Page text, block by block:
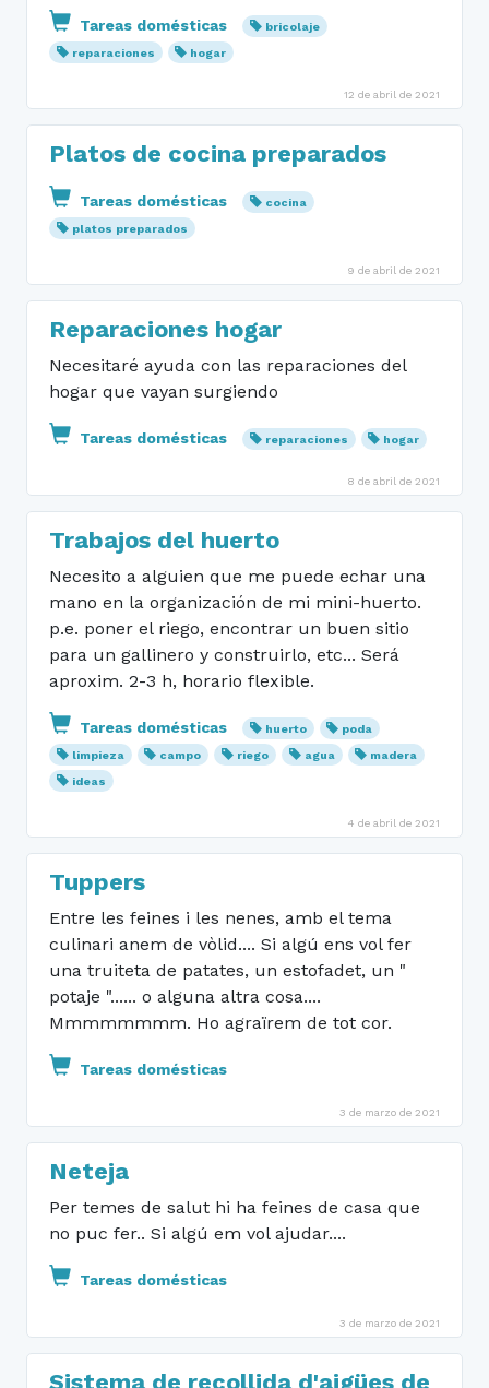
Tareas domésticas
bricolaje
reparaciones
hogar
12 de abril de 2021
Platos de cocina preparados
Tareas domésticas
cocina
platos preparados
9 de abril de 2021
Reparaciones hogar
Necesitaré ayuda con las reparaciones del
hogar que vayan surgiendo
Tareas domésticas reparaciones hogar
8 de abril de 2021
Trabajos del huerto
Necesito a alguien que me puede echar una
mano en la organización de mi mini-huerto.
p.e. poner el riego, encontrar un buen sitio
para un gallinero y construirlo, etc... Será
aproxim. 2-3 h, horario flexible.
Tareas domésticas huerto
poda
limpieza
campo riego agua
madera
ideas
4 de abril de 2021
Tuppers
Entre les feines i les nenes, amb el tema
culinari anem de vòlid.... Si algú ens vol fer
una truiteta de patates, un estofadet, un "
potaje "...... o alguna altra cosa....
Mmmmmmmm. Ho agraïrem de tot cor.
Tareas domésticas
3 de marzo de 2021
Neteja
Per temes de salut hi ha feines de casa que
no puc fer.. Si algú em vol ajudar....
Tareas domésticas
3 de marzo de 2021
Sistema de recollida d'aigües de